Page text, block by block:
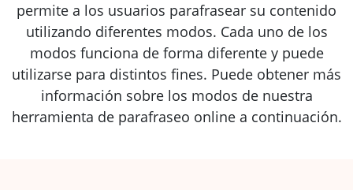
permite a los usuarios parafrasear su contenido
utilizando diferentes modos. Cada uno de los
modos funciona de forma diferente y puede
utilizarse para distintos fines. Puede obtener más
información sobre los modos de nuestra
herramienta de parafraseo online a continuación.